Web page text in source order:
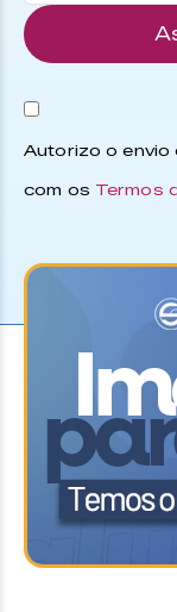
Autorizo o envio
com os Termos